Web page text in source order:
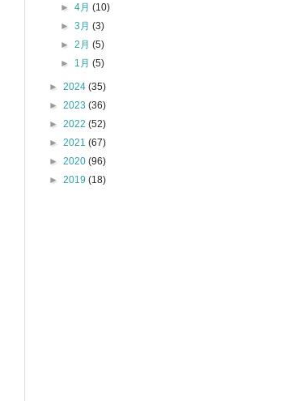
►4月(10)
►3月(3)
►2月(5)
► 1月(5)
► 2024 (35)
► 2023 (36)
► 2022 (52)
► 2021 (67)
► 2020 (96)
► 2019 (18)